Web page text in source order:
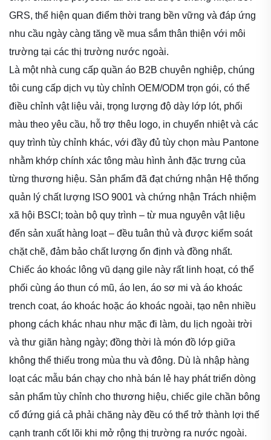
GRS, thể hiện quan điểm thời trang bền vững và đáp ứng
nhu cầu ngày càng tăng về mua sắm thân thiện với môi
trường tại các thị trường nước ngoài.
Là một nhà cung cấp quần áo B2B chuyên nghiệp, chúng
tôi cung cấp dịch vụ tùy chỉnh OEM/ODM trọn gói, có thể
điều chỉnh vật liệu vải, trọng lượng độ dày lớp lót, phối
màu theo yêu cầu, hỗ trợ thêu logo, in chuyển nhiệt và các
quy trình tùy chỉnh khác, với đầy đủ tùy chọn màu Pantone
nhằm khớp chính xác tông màu hình ảnh đặc trưng của
từng thương hiệu. Sản phẩm đã đạt chứng nhận Hệ thống
quản lý chất lượng ISO 9001 và chứng nhận Trách nhiệm
xã hội BSCI; toàn bộ quy trình – từ mua nguyên vật liệu
đến sản xuất hàng loạt – đều tuân thủ và được kiểm soát
chặt chẽ, đảm bảo chất lượng ổn định và đồng nhất.
Chiếc áo khoác lông vũ dạng gile này rất linh hoạt, có thể
phối cùng áo thun có mũ, áo len, áo sơ mi và áo khoác
trench coat, áo khoác hoặc áo khoác ngoài, tạo nên nhiều
phong cách khác nhau như mặc đi làm, du lịch ngoài trời
và thư giãn hàng ngày; đồng thời là món đồ lớp giữa
không thể thiếu trong mùa thu và đông. Dù là nhập hàng
loạt các mẫu bán chạy cho nhà bán lẻ hay phát triển dòng
sản phẩm tùy chỉnh cho thương hiệu, chiếc gile chần bông
cổ đứng giá cả phải chăng này đều có thể trở thành lợi thế
cạnh tranh cốt lõi khi mở rộng thị trường ra nước ngoài.